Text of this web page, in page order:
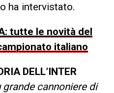
ha intervistato.
tutte le novità del
italiano
DELL’INTER
cannoniere di